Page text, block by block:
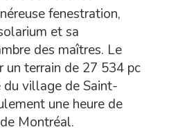
fenestration,
et sa
des maîtres. Le
un terrain de 27 534 pc
village de Saint-
une heure de
Montréal.